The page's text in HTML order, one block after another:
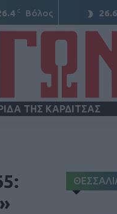
C Βόλος 26.6
ΤΗΣ ΚΑΡΔΙΤΣΑΣ